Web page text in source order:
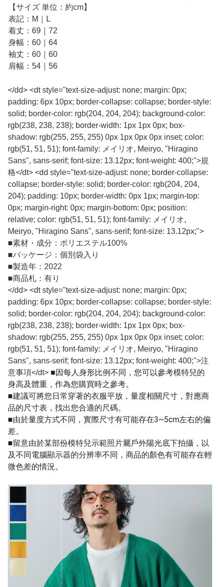
【サイズ 単位：約cm】
表記：M｜L
着丈：69｜72
身幅：60｜64
袖丈：60｜60
肩幅：54｜56
</dd> <dt style="text-size-adjust: none; margin: 0px;
padding: 6px 10px; border-collapse: collapse; border-style:
solid; border-color: rgb(204, 204, 204); background-color:
rgb(238, 238, 238); border-width: 1px 1px 0px; box-
shadow: rgb(255, 255, 255) 0px 1px 0px 0px inset; color:
rgb(51, 51, 51); font-family: メイリオ, Meiryo, "Hiragino
Sans", sans-serif; font-size: 13.12px; font-weight: 400;">規
格</dt> <dd style="text-size-adjust: none; border-collapse:
collapse; border-style: solid; border-color: rgb(204, 204,
204); padding: 10px; border-width: 0px 1px; margin-top:
0px; margin-right: 0px; margin-bottom: 0px; position:
relative; color: rgb(51, 51, 51); font-family: メイリオ,
Meiryo, "Hiragino Sans", sans-serif; font-size: 13.12px;">
■素材・成分：ポリエステル100%
■パッケージ：個別袋入り
■製造年：2022
■商品札：有り
</dd> <dt style="text-size-adjust: none; margin: 0px;
padding: 6px 10px; border-collapse: collapse; border-style:
solid; border-color: rgb(204, 204, 204); background-color:
rgb(238, 238, 238); border-width: 1px 1px 0px; box-
shadow: rgb(255, 255, 255) 0px 1px 0px 0px inset; color:
rgb(51, 51, 51); font-family: メイリオ, Meiryo, "Hiragino
Sans", sans-serif; font-size: 13.12px; font-weight: 400;">注
意事項</dt> ■因每人身形比例不同，您可以參考模特兒的
身高及體重，作為您購買時之參考。
■建議可將您日常穿著的衣服平放，量度相關尺寸，對應商
品的尺寸表，找出您合適的尺碼。
■由於量度方式不同，實際尺寸有可能存在3~5cm左右的偏
差。
■留意由於某部份模特兒示範照片屬戶外陽光底下拍攝，以
及不同電腦顯示器的分辨率不同，商品的顏色有可能存在輕
微色差的情況。